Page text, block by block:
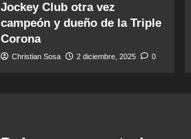
Jockey Club otra vez
campeón y dueño de la Triple
Corona
Christian Sosa 2 diciembre, 2025 0